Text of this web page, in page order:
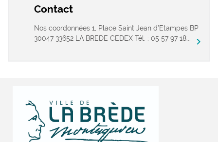
Contact
Nos coordonnées 1, Place Saint Jean d’Etampes BP
30047 33652 LA BREDE CEDEX Tél. : 05 57 97 18...
chevron_right